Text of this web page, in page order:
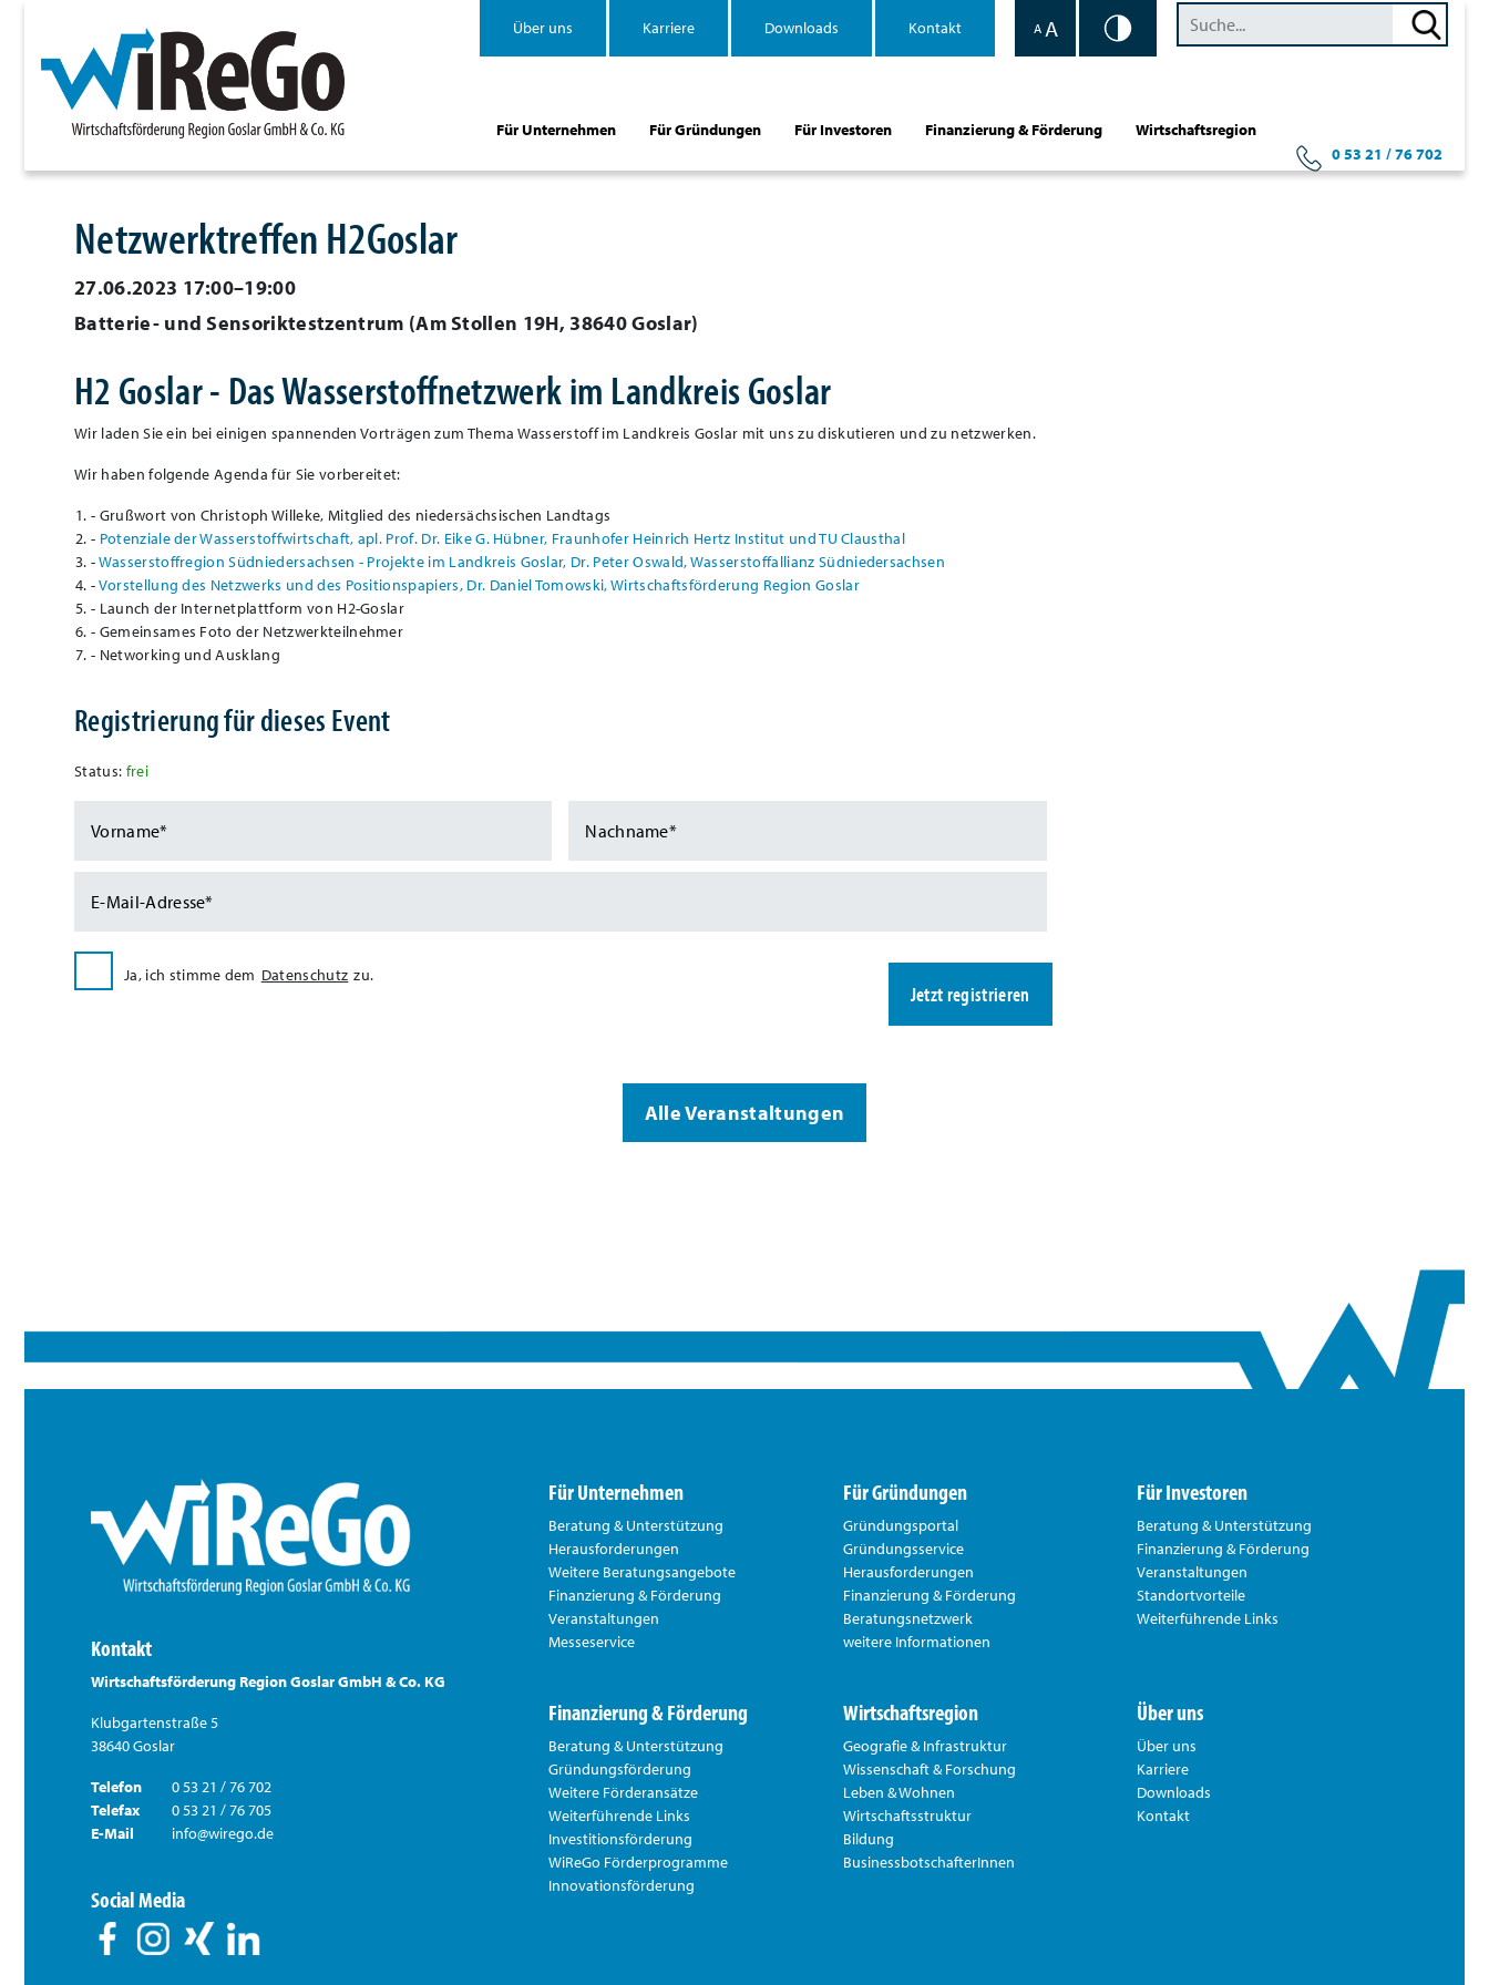
Über uns Karriere Downloads Kontakt A A
Für Unternehmen Für Gründungen Für Investoren Finanzierung & Förderung
Wirtschaftsregion
0 53 21 / 76 702
Netzwerktreffen H2Goslar
27.06.2023 17:00–19:00
Batterie- und Sensoriktestzentrum (Am Stollen 19H, 38640 Goslar)
H2 Goslar - Das Wasserstoffnetzwerk im Landkreis Goslar
Wir laden Sie ein bei einigen spannenden Vorträgen zum Thema Wasserstoff im Landkreis Goslar mit uns zu diskutieren und zu netzwerken.
Wir haben folgende Agenda für Sie vorbereitet:
- Grußwort von Christoph Willeke, Mitglied des niedersächsischen Landtags
- Potenziale der Wasserstoffwirtschaft, apl. Prof. Dr. Eike G. Hübner, Fraunhofer Heinrich Hertz Institut und TU Clausthal
-Wasserstoffregion Südniedersachsen - Projekte im Landkreis Goslar, Dr. Peter Oswald, Wasserstoffallianz Südniedersachsen
-Vorstellung des Netzwerks und des Positionspapiers, Dr. Daniel Tomowski, Wirtschaftsförderung Region Goslar
- Launch der Internetplattform von H2-Goslar
- Gemeinsames Foto der Netzwerkteilnehmer
- Networking und Ausklang
Registrierung für dieses Event
Status: frei
Ja, ich stimme dem Datenschutz zu.
Jetzt registrieren
Alle Veranstaltungen
Kontakt
Wirtschaftsförderung Region Goslar GmbH & Co. KG
Klubgartenstraße 5
38640 Goslar
Telefon
0 53 21 / 76 702
Telefax
0 53 21 / 76 705
E-Mail
info@wirego.de
Social Media
Für Unternehmen
Beratung & Unterstützung
Herausforderungen
Weitere Beratungsangebote
Finanzierung & Förderung
Veranstaltungen
Messeservice
Für Gründungen
Gründungsportal
Gründungsservice
Herausforderungen
Finanzierung & Förderung
Beratungsnetzwerk
weitere Informationen
Für Investoren
Beratung & Unterstützung
Finanzierung & Förderung
Veranstaltungen
Standortvorteile
Weiterführende Links
Finanzierung & Förderung
Beratung & Unterstützung
Gründungsförderung
Weitere Förderansätze
Weiterführende Links
Investitionsförderung
WiReGo Förderprogramme
Innovationsförderung
Wirtschaftsregion
Geografie & Infrastruktur
Wissenschaft & Forschung
Leben & Wohnen
Wirtschaftsstruktur
Bildung
BusinessbotschafterInnen
Über uns
Über uns
Karriere
Downloads
Kontakt